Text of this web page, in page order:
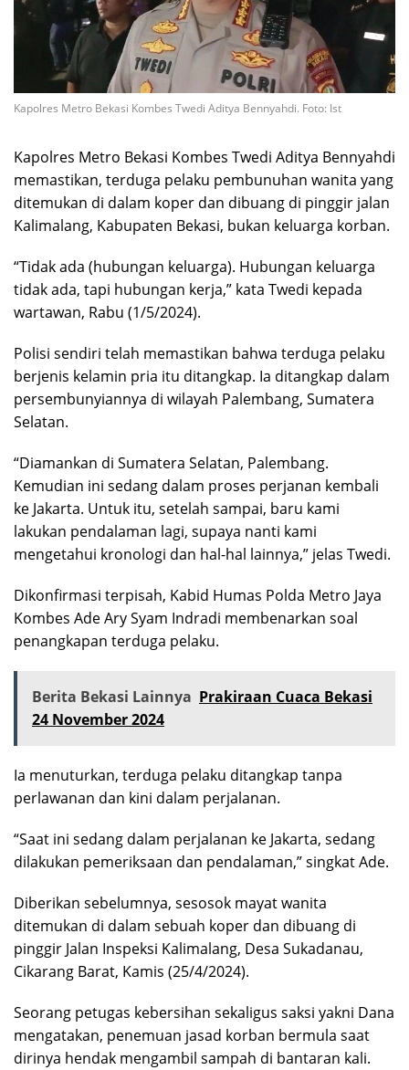
Kapolres Metro Bekasi Kombes Twedi Aditya Bennyahdi. Foto: Ist
Kapolres Metro Bekasi Kombes Twedi Aditya Bennyahdi
memastikan, terduga pelaku pembunuhan wanita yang
ditemukan di dalam koper dan dibuang di pinggir jalan
Kalimalang, Kabupaten Bekasi, bukan keluarga korban.
“Tidak ada (hubungan keluarga). Hubungan keluarga
tidak ada, tapi hubungan kerja,” kata Twedi kepada
wartawan, Rabu (1/5/2024).
Polisi sendiri telah memastikan bahwa terduga pelaku
berjenis kelamin pria itu ditangkap. Ia ditangkap dalam
persembunyiannya di wilayah Palembang, Sumatera
Selatan.
“Diamankan di Sumatera Selatan, Palembang.
Kemudian ini sedang dalam proses perjanan kembali
ke Jakarta. Untuk itu, setelah sampai, baru kami
lakukan pendalaman lagi, supaya nanti kami
mengetahui kronologi dan hal-hal lainnya,” jelas Twedi.
Dikonfirmasi terpisah, Kabid Humas Polda Metro Jaya
Kombes Ade Ary Syam Indradi membenarkan soal
penangkapan terduga pelaku.
Berita Bekasi Lainnya Prakiraan Cuaca Bekasi
24 November 2024
Ia menuturkan, terduga pelaku ditangkap tanpa
perlawanan dan kini dalam perjalanan.
“Saat ini sedang dalam perjalanan ke Jakarta, sedang
dilakukan pemeriksaan dan pendalaman,” singkat Ade.
Diberikan sebelumnya, sesosok mayat wanita
ditemukan di dalam sebuah koper dan dibuang di
pinggir Jalan Inspeksi Kalimalang, Desa Sukadanau,
Cikarang Barat, Kamis (25/4/2024).
Seorang petugas kebersihan sekaligus saksi yakni Dana
mengatakan, penemuan jasad korban bermula saat
dirinya hendak mengambil sampah di bantaran kali.